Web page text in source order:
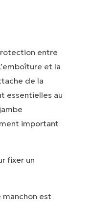
entre
et la
de la
essentielles au
important
fixer un
manchon est